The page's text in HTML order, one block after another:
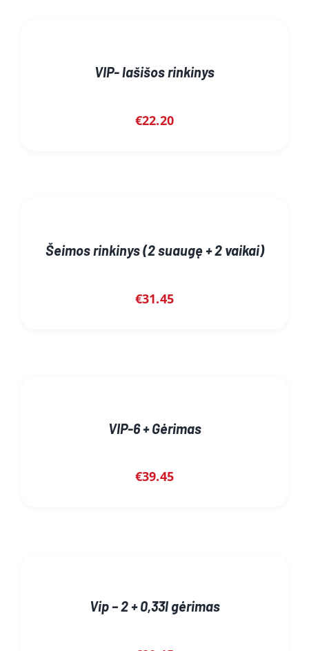
VIP- lašišos rinkinys
€22.20
Šeimos rinkinys (2 suaugę + 2 vaikai)
€31.45
VIP-6 + Gėrimas
€39.45
Vip – 2 + 0,33l gėrimas